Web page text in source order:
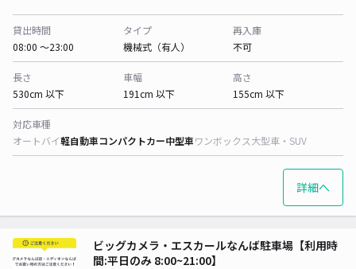
貸出時間
08:00 〜23:00
タイプ
機械式（有人）
再入庫
不可
長さ
530cm 以下
車幅
191cm 以下
高さ
155cm 以下
対応車種
オートバイ軽自動車コンパクトカー中型車ワンボックス大型車・SUV
詳細へ
ビッグカメラ・エスカールなんば駐車場【利用時
間:平日のみ 8:00~21:00】